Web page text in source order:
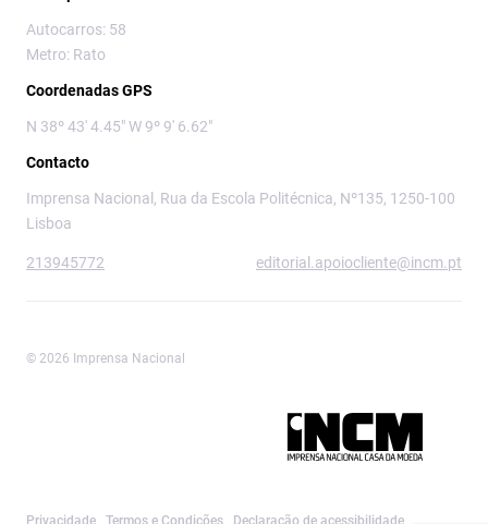
Autocarros: 58
Metro: Rato
Coordenadas GPS
N 38º 43' 4.45" W 9º 9' 6.62"
Contacto
Imprensa Nacional, Rua da Escola Politécnica, Nº135, 1250-100
Lisboa
213945772 editorial.apoiocliente@incm.pt
© 2026 Imprensa Nacional
Privacidade Termos e Condições Declaração de acessibilidade